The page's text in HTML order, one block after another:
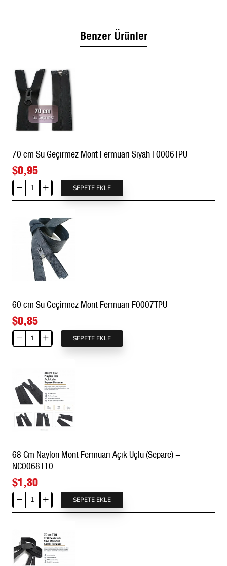
Bakım Önerileri:Paslanmaz aksamları sayesinde
doğrudan yüksek ısıda ütüden korunmalıdır.
★Sipariş ve Özel Üretim Bilgisi:
(hobi/tadilat) projeleriniz ve toptan seri üretimleriniz
için stoklarımızdan anında sevk edilir. Markanıza özel
logolu paslanmaz elcik (kürsör) dökümleri veya
üretim ekibimizle hemen iletişime geçebilirsiniz.
Benzer Ürünler
70 cm Su Geçirmez Mont Fermuarı Siyah F0006TPU
$0,95
70
cm
Geçirmez
Fermuarı
F0006TPU
SEPETE EKLE
60 cm Su Geçirmez Mont Fermuarı F0007TPU
$0,85
60
cm
Mont
Fermuarı
F0007TPU
SEPETE EKLE
68 Cm Naylon Mont Fermuarı Açık Uçlu (Separe) -
NC0068T10
$1,30
68
Cm
Mont
Fermuarı
Açık
SEPETE EKLE